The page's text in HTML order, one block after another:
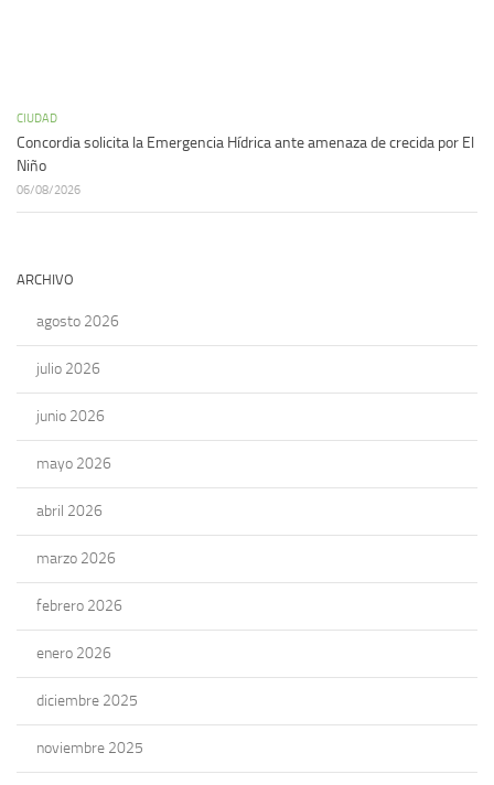
CIUDAD
Concordia solicita la Emergencia Hídrica ante amenaza de crecida por El
Niño
06/08/2026
ARCHIVO
agosto 2026
julio 2026
junio 2026
mayo 2026
abril 2026
marzo 2026
febrero 2026
enero 2026
diciembre 2025
noviembre 2025